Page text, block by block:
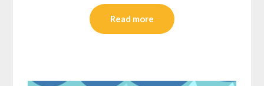
Read more